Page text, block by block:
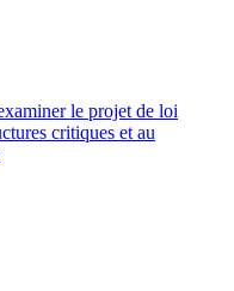
le projet de loi
critiques et au